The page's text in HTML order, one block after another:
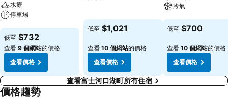
水療
停車場
查看價格
低至 $732
查看 9 個網站的價格
查看價格
低至 $1,021
查看 10 個網站的價格
查看價格
冷氣
查看價格
低至 $700
查看 10 個網站的價格
查看價格
查看富士河口湖町所有住宿
價格趨勢